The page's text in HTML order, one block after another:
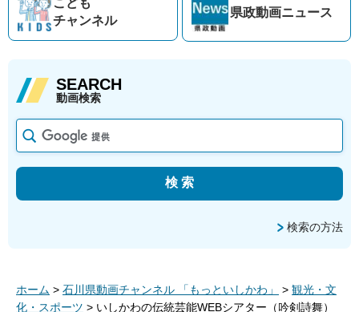
こども
チャンネル
県政動画ニュース
SEARCH
動画検索
検索の方法
ホーム > 石川県動画チャンネル 「もっといしかわ」 > 観光・文
化・スポーツ > いしかわの伝統芸能WEBシアター（吟剣詩舞）